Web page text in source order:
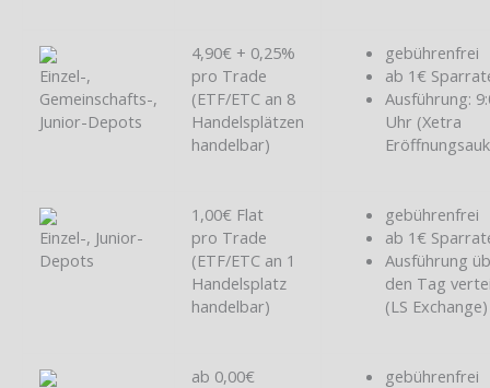
Einzel-,
Gemeinschafts-,
Junior-Depots
4,90€ + 0,25%
pro Trade
(ETF/ETC an 8
Handelsplätzen
handelbar)
gebührenfrei
ab 1€
Ausführung:
Uhr (Xetra
Einzel-, Junior-
Depots
1,00€ Flat
pro Trade
(ETF/ETC an 1
Handelsplatz
handelbar)
gebührenfrei
ab 1€
Ausführung
den Tag
(LS Exchange)
ab 0,00€
gebührenfrei